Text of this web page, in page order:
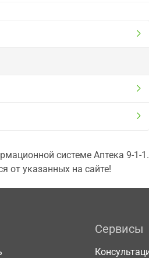
системе Аптека 9-1-1.
от указанных на сайте!
Сервисы